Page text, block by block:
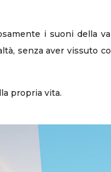
i suoni
senza aver vissuto
propria vita.